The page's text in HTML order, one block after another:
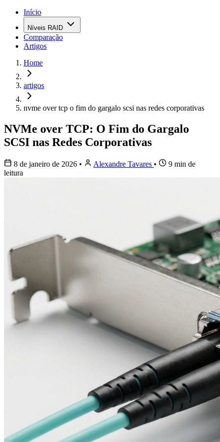
Início
Níveis RAID
Comparação
Artigos
Home
artigos
nvme over tcp o fim do gargalo scsi nas redes corporativas
NVMe over TCP: O Fim do Gargalo
SCSI nas Redes Corporativas
8 de janeiro de 2026 • Alexandre Tavares •
9 min de
leitura